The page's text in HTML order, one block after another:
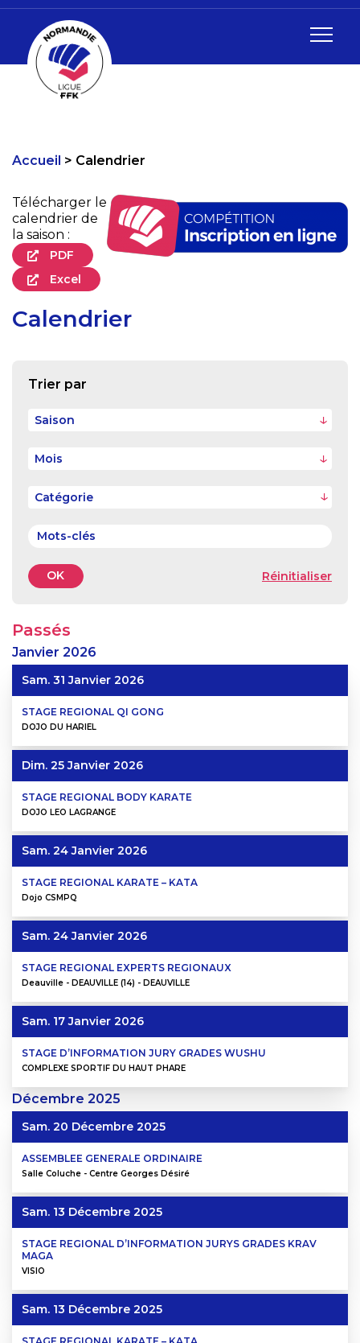
Accueil Calendrier
Télécharger le
calendrier de
la saison :
PDF
Excel
Calendrier
Trier par
Saison
Mois
OK Réinitialiser
Passés
Janvier 2026
Sam. 31 Janvier 2026
STAGE REGIONAL QI GONG
DOJO DU HARIEL
Dim. 25 Janvier 2026
STAGE REGIONAL BODY KARATE
DOJO LEO LAGRANGE
Sam. 24 Janvier 2026
STAGE REGIONAL KARATE – KATA
Dojo CSMPQ
Sam. 24 Janvier 2026
STAGE REGIONAL EXPERTS REGIONAUX
Deauville - DEAUVILLE (14) - DEAUVILLE
Sam. 17 Janvier 2026
STAGE D’INFORMATION JURY GRADES WUSHU
COMPLEXE SPORTIF DU HAUT PHARE
Décembre 2025
Sam. 20 Décembre 2025
ASSEMBLEE GENERALE ORDINAIRE
Salle Coluche - Centre Georges Désiré
Sam. 13 Décembre 2025
STAGE REGIONAL D’INFORMATION JURYS GRADES KRAV
MAGA
VISIO
Sam. 13 Décembre 2025